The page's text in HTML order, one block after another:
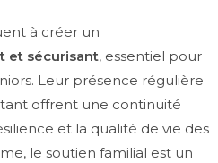
à créer un
et sécurisant, essentiel pour
Leur présence régulière
offrent une continuité
et la qualité de vie des
le soutien familial est un